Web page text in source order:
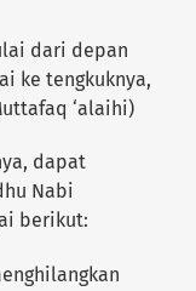
dari depan
ke tengkuknya,
‘alaihi)
dapat
Nabi
berikut: